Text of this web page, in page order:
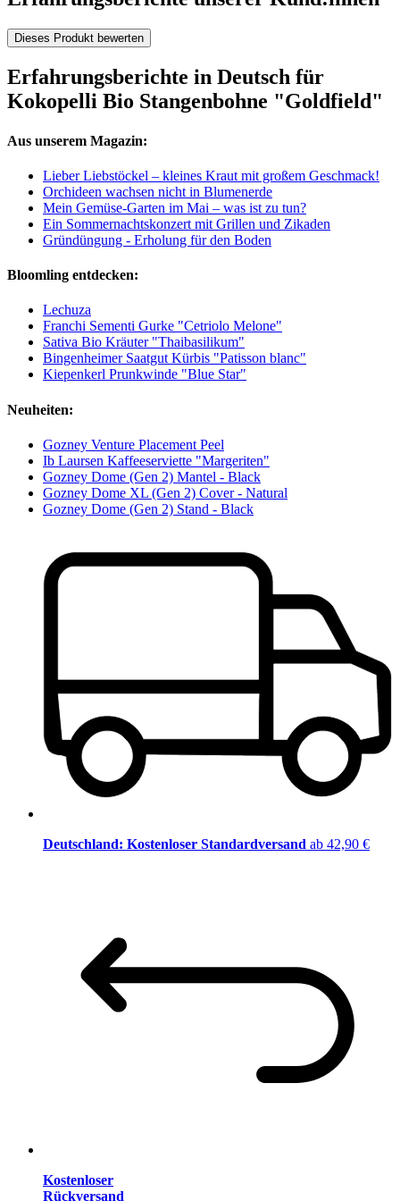
Dieses Produkt bewerten
Erfahrungsberichte in Deutsch für
Kokopelli Bio Stangenbohne "Goldfield"
Aus unserem Magazin:
Lieber Liebstöckel – kleines Kraut mit großem Geschmack!
Orchideen wachsen nicht in Blumenerde
Mein Gemüse-Garten im Mai – was ist zu tun?
Ein Sommernachtskonzert mit Grillen und Zikaden
Gründüngung - Erholung für den Boden
Bloomling entdecken:
Lechuza
Franchi Sementi Gurke "Cetriolo Melone"
Sativa Bio Kräuter "Thaibasilikum"
Bingenheimer Saatgut Kürbis "Patisson blanc"
Kiepenkerl Prunkwinde "Blue Star"
Neuheiten:
Gozney Venture Placement Peel
Ib Laursen Kaffeeserviette "Margeriten"
Gozney Dome (Gen 2) Mantel - Black
Gozney Dome XL (Gen 2) Cover - Natural
Gozney Dome (Gen 2) Stand - Black
Deutschland: Kostenloser Standardversand ab 42,90 €
Kostenloser
Rückversand